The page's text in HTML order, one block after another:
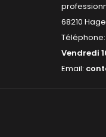
68210
Téléphone:
Vendredi
Email: